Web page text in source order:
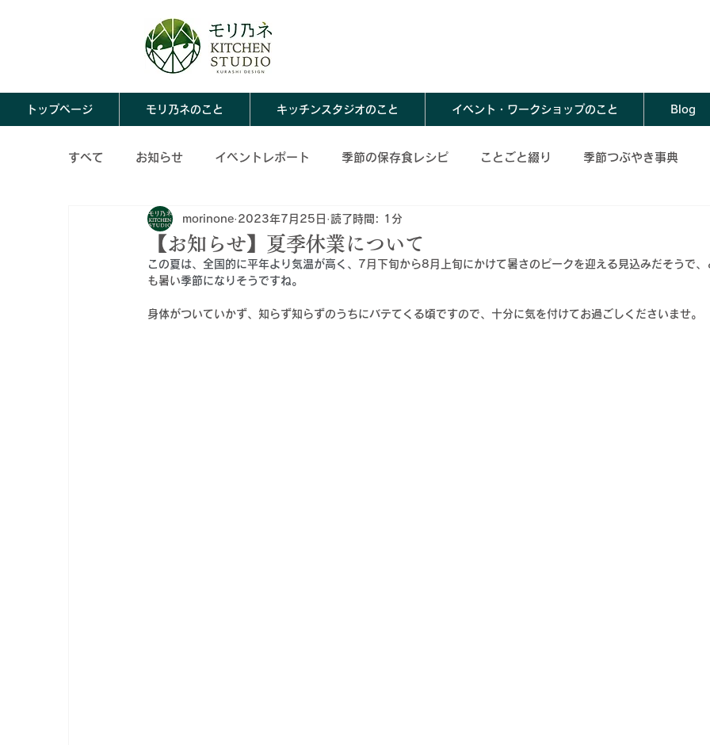
トップページ モリ乃ネのこと キッチンスタジオのこと イベント・ワークショップのこと Blog
すべて お知らせ イベントレポート 季節の保存食レシピ ことごと綴り 季節つぶやき事典
ならわし料理 モリ乃ネのこと 春の保存食レシピ
冬の保存食レシピ 保存食アレンジレシピ
【お知らせ】夏季休業について
morinone 2023年7月25日 読了時間: 1分
この夏は、全国的に平年より気温が高く、 7月下旬から8月上旬にかけて暑さのピークを迎える見込みだそうで、
も暑い季節になりそうですね。
身体がついていかず、知らず知らずのうちにバテてくる頃ですので、十分に気を付けてお過ごしくださいませ。